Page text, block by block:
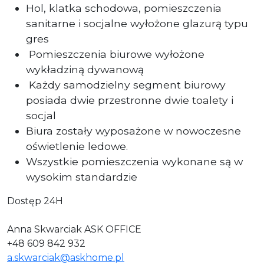
Hol, klatka schodowa, pomieszczenia
sanitarne i socjalne wyłożone glazurą typu
gres
Pomieszczenia biurowe wyłożone
wykładziną dywanową
Każdy samodzielny segment biurowy
posiada dwie przestronne dwie toalety i
socjal
Biura zostały wyposażone w nowoczesne
oświetlenie ledowe.
Wszystkie pomieszczenia wykonane są w
wysokim standardzie
Dostęp 24H
Anna Skwarciak ASK OFFICE
+48 609 842 932
a.skwarciak@askhome.pl